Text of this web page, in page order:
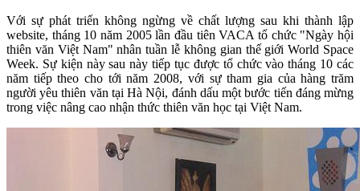
Với sự phát triển không ngừng về chất lượng sau khi thành lập
website, tháng 10 năm 2005 lần đầu tiên VACA tổ chức "Ngày hội
thiên văn Việt Nam" nhân tuần lễ không gian thế giới World Space
Week. Sự kiện này sau này tiếp tục được tổ chức vào tháng 10 các
năm tiếp theo cho tới năm 2008, với sự tham gia của hàng trăm
người yêu thiên văn tại Hà Nội, đánh dấu một bước tiến đáng mừng
trong việc nâng cao nhận thức thiên văn học tại Việt Nam.